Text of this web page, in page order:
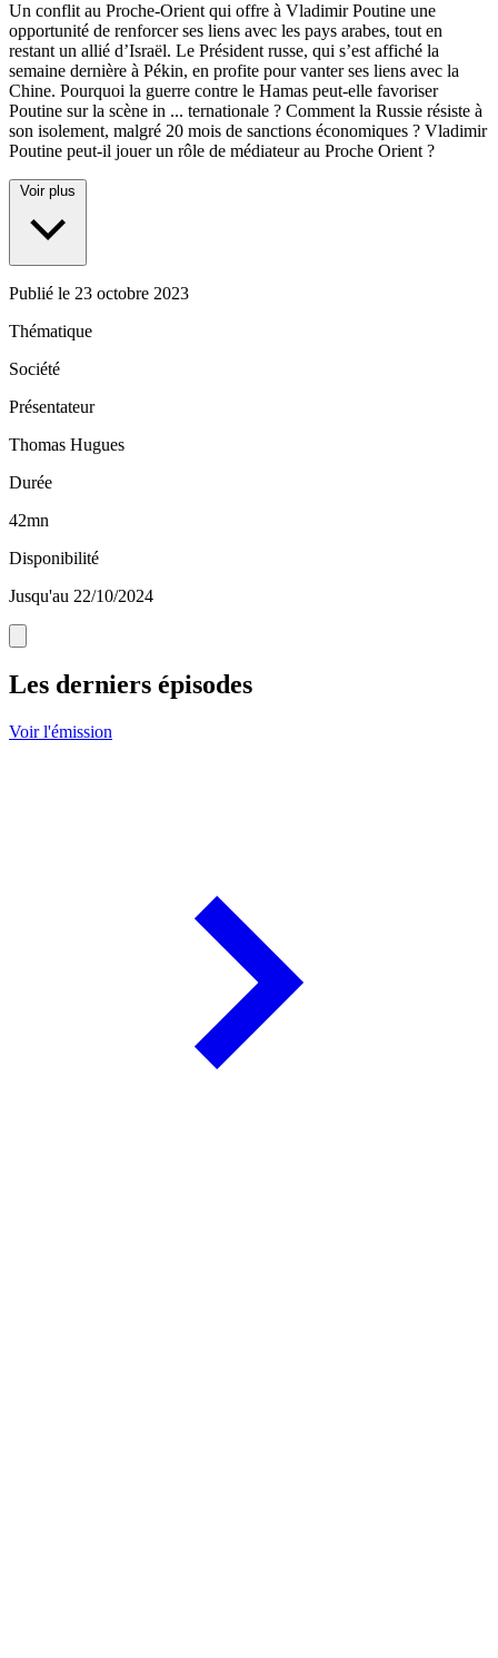
Un conflit au Proche-Orient qui offre à Vladimir Poutine une
opportunité de renforcer ses liens avec les pays arabes, tout en
restant un allié d’Israël. Le Président russe, qui s’est affiché la
semaine dernière à Pékin, en profite pour vanter ses liens avec la
Chine. Pourquoi la guerre contre le Hamas peut-elle favoriser
Poutine sur la scène in ... ternationale ? Comment la Russie résiste à
son isolement, malgré 20 mois de sanctions économiques ? Vladimir
Poutine peut-il jouer un rôle de médiateur au Proche Orient ?
Voir plus
Publié le 23 octobre 2023
Thématique
Société
Présentateur
Thomas Hugues
Durée
42mn
Disponibilité
Jusqu'au 22/10/2024
Les derniers épisodes
Voir l'émission